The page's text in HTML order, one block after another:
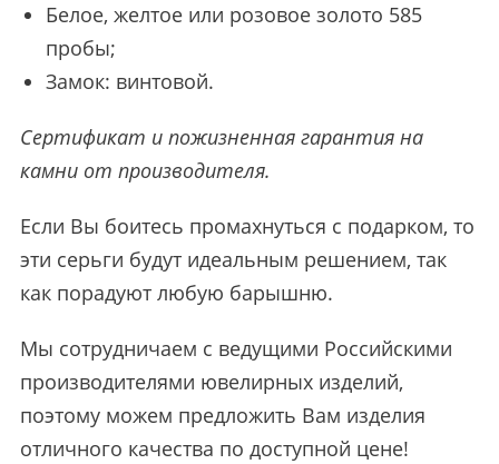
Белое, желтое или розовое золото 585
пробы;
Замок: винтовой.
Сертификат и пожизненная гарантия на
камни от производителя.
Если Вы боитесь промахнуться с подарком, то
эти серьги будут идеальным решением, так
как порадуют любую барышню.
Мы сотрудничаем с ведущими Российскими
производителями ювелирных изделий,
поэтому можем предложить Вам изделия
отличного качества по доступной цене!